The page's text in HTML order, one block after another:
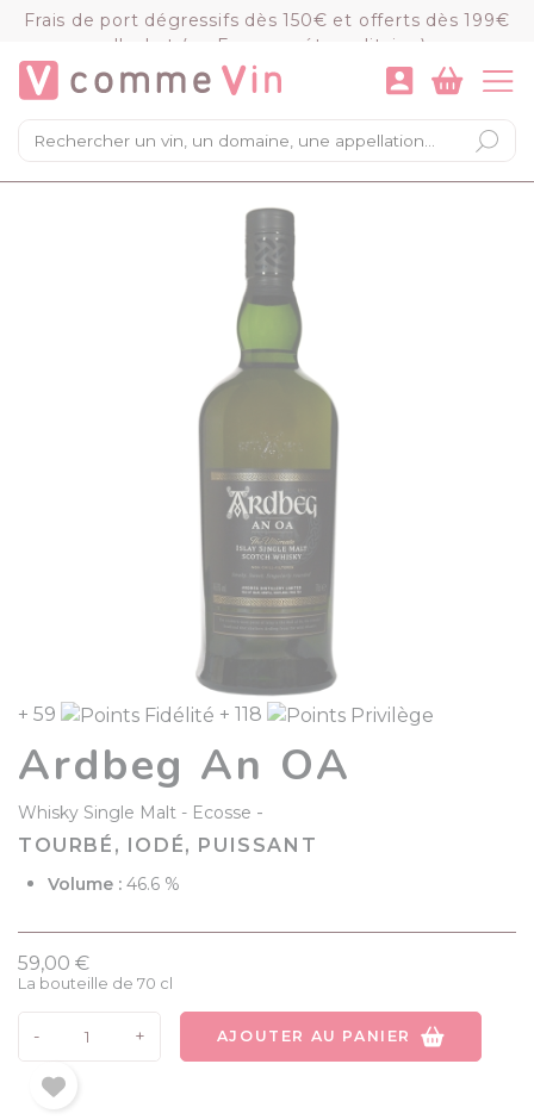
Frais de port dégressifs dès 150€ et offerts dès 199€
d'achat (en France métropolitaine)
×
Mon panier
VOIR LE PANIER COMMANDER
+ 59 + 118
Ardbeg An OA
Whisky Single Malt Ecosse -
TOURBÉ, IODÉ, PUISSANT
Volume : 46.6 %
59,00 €
La bouteille de 70 cl
- + AJOUTER AU PANIER
Panneau de gestion des cookies